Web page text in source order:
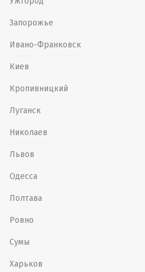
Запорожье
Ивано-Франковск
Киев
Кропивницкий
Луганск
Николаев
Львов
Одесса
Полтава
Ровно
Сумы
Харьков